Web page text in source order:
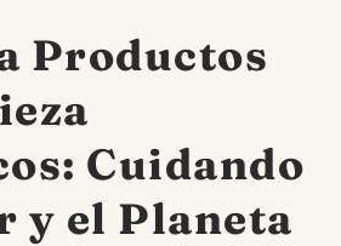
Productos
Cuidando
y el Planeta